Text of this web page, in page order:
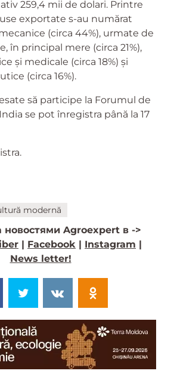
259,4 mii de dolari. Printre
exportate s-au numărat
(circa 44%), urmate de
în principal mere (circa 21%),
și medicale (circa 18%) și
(circa 16%).
să participe la Forumul de
se pot înregistra până la 17
modernă
новостями Agroexpert в ->
Facebook Instagram
News letter!